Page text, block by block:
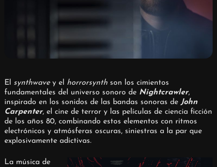
El synthwavey el horrorsynthson los cimientos
fundamentales del universo sonoro de Nightcrawler,
inspirado en los sonidos de las bandas sonoras de John
Carpenter, el cine de terror y las películas de ciencia ficción
de los años 80, combinando estos elementos con ritmos
electrónicos y atmósferas oscuras, siniestras a la par que
explosivamente adictivas.
La música de